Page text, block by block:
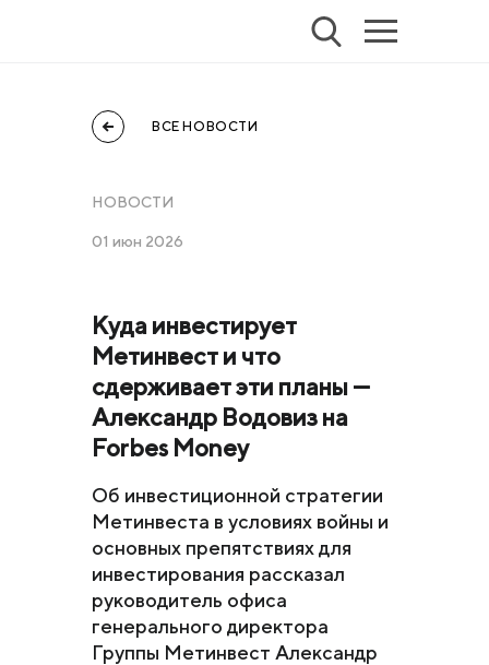
ВСЕ НОВОСТИ
НОВОСТИ
01 июн 2026
Куда инвестирует
Метинвест и что
сдерживает эти планы —
Александр Водовиз на
Forbes Money
Об инвестиционной стратегии
Метинвеста в условиях войны и
основных препятствиях для
инвестирования рассказал
руководитель офиса
генерального директора
Группы Метинвест Александр